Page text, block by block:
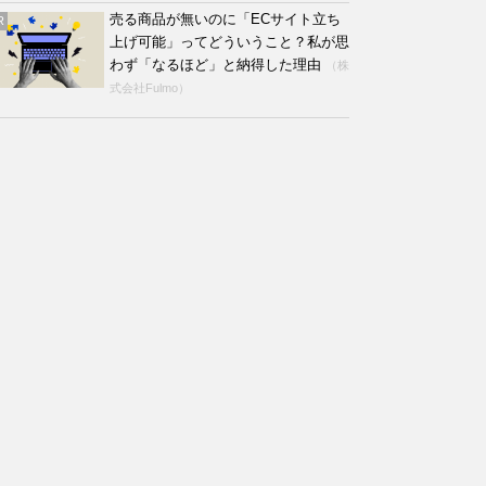
売る商品が無いのに「ECサイト立ち
上げ可能」ってどういうこと？私が思
わず「なるほど」と納得した理由
（株
式会社Fulmo）